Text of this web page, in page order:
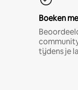
Boeken
tijdens je